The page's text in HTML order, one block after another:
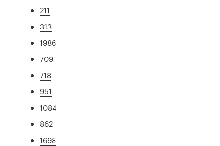
211
313
1986
709
718
951
1084
862
1698